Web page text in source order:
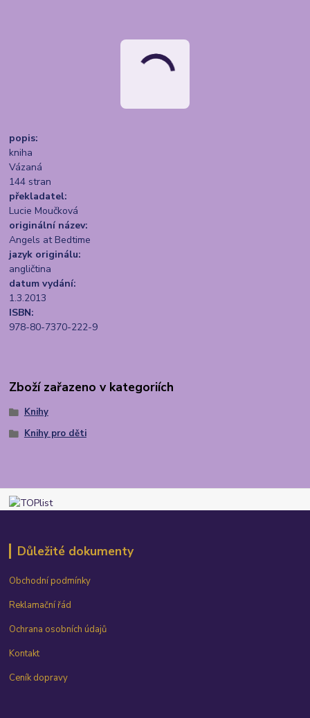
popis:
kniha
Vázaná
144 stran
překladatel:
Lucie Moučková
originální název:
Angels at Bedtime
jazyk originálu:
angličtina
datum vydání:
1.3.2013
ISBN:
978-80-7370-222-9
Zboží zařazeno v kategoriích
Knihy
Knihy pro děti
Důležité dokumenty
Obchodní podmínky
Reklamační řád
Ochrana osobních údajů
Kontakt
Ceník dopravy